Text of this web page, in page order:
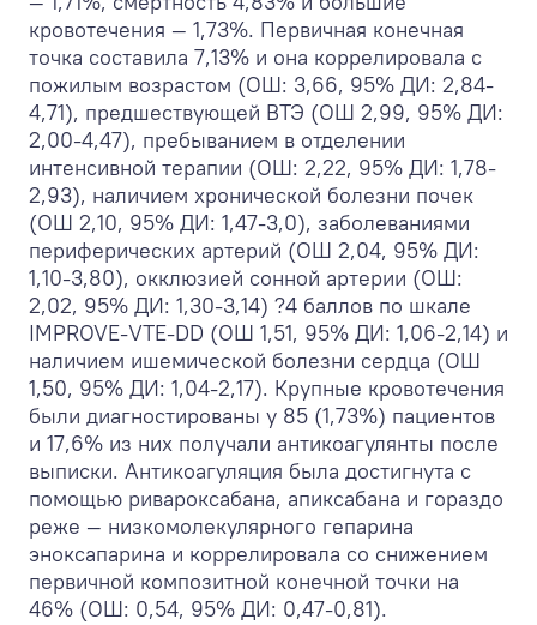
кровотечения — 1,73%. Первичная конечная
точка составила 7,13% и она коррелировала с
пожилым возрастом (ОШ: 3,66, 95% ДИ: 2,84-
4,71), предшествующей ВТЭ (ОШ 2,99, 95% ДИ:
2,00-4,47), пребыванием в отделении
интенсивной терапии (ОШ: 2,22, 95% ДИ: 1,78-
2,93), наличием хронической болезни почек
(ОШ 2,10, 95% ДИ: 1,47-3,0), заболеваниями
периферических артерий (ОШ 2,04, 95% ДИ:
1,10-3,80), окклюзией сонной артерии (ОШ:
2,02, 95% ДИ: 1,30-3,14) ?4 баллов по шкале
IMPROVE-VTE-DD (ОШ 1,51, 95% ДИ: 1,06-2,14) и
наличием ишемической болезни сердца (ОШ
1,50, 95% ДИ: 1,04-2,17). Крупные кровотечения
были диагностированы у 85 (1,73%) пациентов
и 17,6% из них получали антикоагулянты после
выписки. Антикоагуляция была достигнута с
помощью ривароксабана, апиксабана и гораздо
реже — низкомолекулярного гепарина
эноксапарина и коррелировала со снижением
первичной композитной конечной точки на
46% (ОШ: 0,54, 95% ДИ: 0,47-0,81).